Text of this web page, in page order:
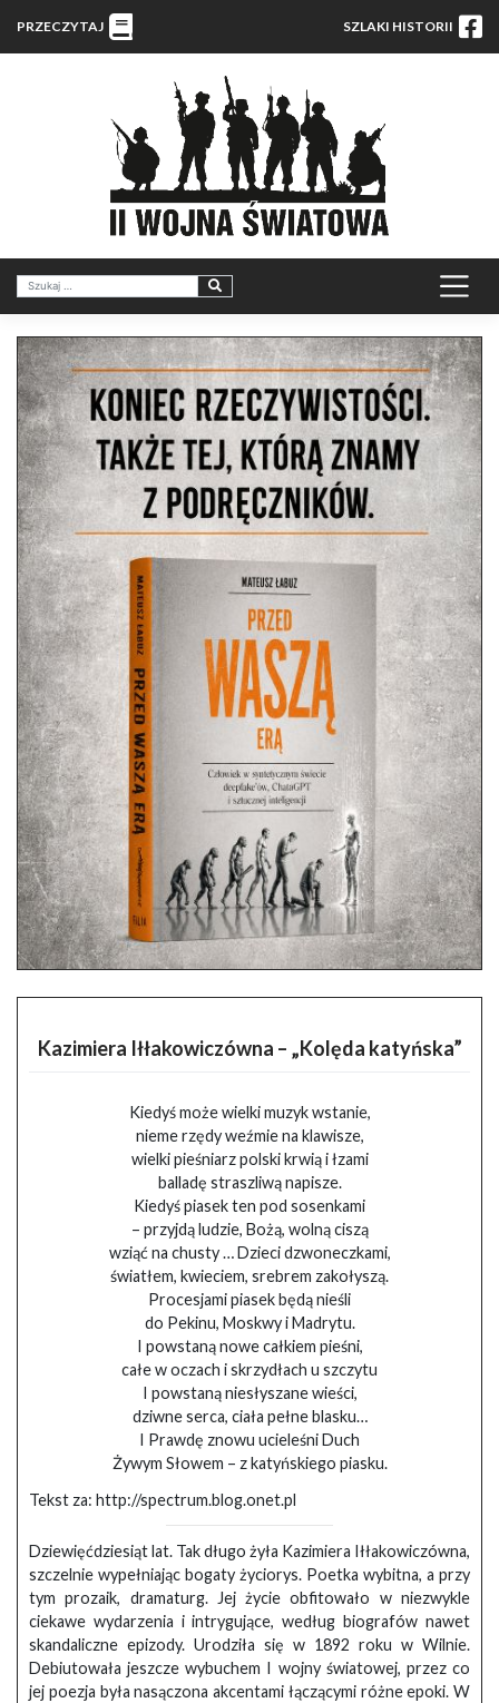
PRZECZYTAJ SZLAKI HISTORII
Kazimiera Iłłakowiczówna – „Kolęda katyńska”
Kiedyś może wielki muzyk wstanie,
nieme rzędy weźmie na klawisze,
wielki pieśniarz polski krwią i łzami
balladę straszliwą napisze.
Kiedyś piasek ten pod sosenkami
– przyjdą ludzie, Bożą, wolną ciszą
wziąć na chusty … Dzieci dzwoneczkami,
światłem, kwieciem, srebrem zakołyszą.
Procesjami piasek będą nieśli
do Pekinu, Moskwy i Madrytu.
I powstaną nowe całkiem pieśni,
całe w oczach i skrzydłach u szczytu
I powstaną niesłyszane wieści,
dziwne serca, ciała pełne blasku…
I Prawdę znowu ucieleśni Duch
Żywym Słowem – z katyńskiego piasku.
Tekst za: http://spectrum.blog.onet.pl
Dziewięćdziesiąt lat. Tak długo żyła Kazimiera Iłłakowiczówna,
szczelnie wypełniając bogaty życiorys. Poetka wybitna, a przy
tym prozaik, dramaturg. Jej życie obfitowało w niezwykle
ciekawe wydarzenia i intrygujące, według biografów nawet
skandaliczne epizody. Urodziła się w 1892 roku w Wilnie.
Debiutowała jeszcze wybuchem I wojny światowej, przez co
jej poezja była nasączona akcentami łączącymi różne epoki. W